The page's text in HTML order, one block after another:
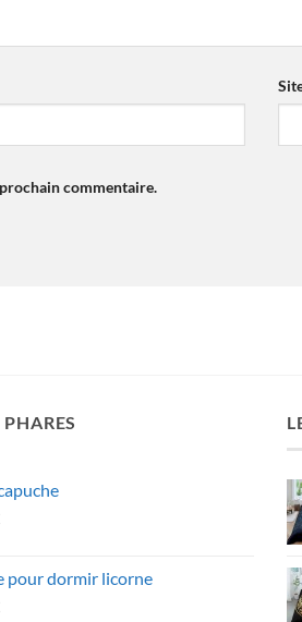
commentaire.
pour dormir licorne